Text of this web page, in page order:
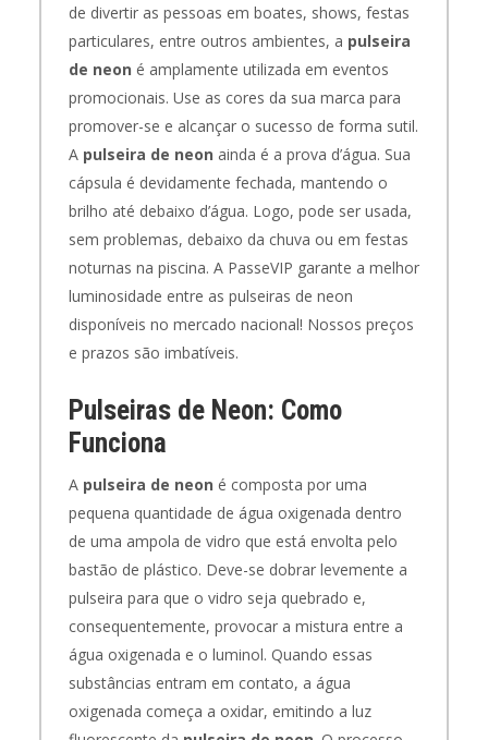
de divertir as pessoas em boates, shows, festas
particulares, entre outros ambientes, a pulseira
de neon é amplamente utilizada em eventos
promocionais. Use as cores da sua marca para
promover-se e alcançar o sucesso de forma sutil.
A pulseira de neon ainda é a prova d’água. Sua
cápsula é devidamente fechada, mantendo o
brilho até debaixo d’água. Logo, pode ser usada,
sem problemas, debaixo da chuva ou em festas
noturnas na piscina. A PasseVIP garante a melhor
luminosidade entre as pulseiras de neon
disponíveis no mercado nacional! Nossos preços
e prazos são imbatíveis.
Pulseiras de Neon: Como
Funciona
A pulseira de neon é composta por uma
pequena quantidade de água oxigenada dentro
de uma ampola de vidro que está envolta pelo
bastão de plástico. Deve-se dobrar levemente a
pulseira para que o vidro seja quebrado e,
consequentemente, provocar a mistura entre a
água oxigenada e o luminol. Quando essas
substâncias entram em contato, a água
oxigenada começa a oxidar, emitindo a luz